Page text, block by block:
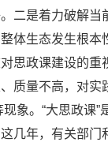
二是着力破解当
体生态发生根本
思政课建设的重
质量不高，对实
象。“大思政课”
几年，有关部门